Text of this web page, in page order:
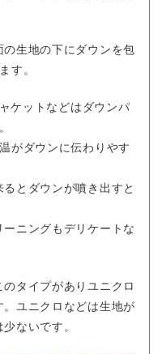
生地の下にダウンを包
す。
ケットなどはダウンパ
がダウンに伝わりやす
とダウンが噴き出すと
ニングもデリケートな
タイプがありユニクロ
ユニクロなどは生地が
ないです。